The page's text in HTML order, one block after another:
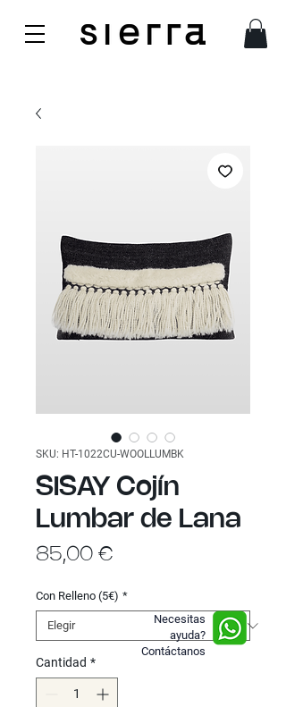
SKU: HT-1022CU-WOOLLUMBK
SISAY Cojín
Lumbar de Lana
85,00 €
Con Relleno (5€) *
Cantidad *
Necesitas
ayuda?
Contáctanos